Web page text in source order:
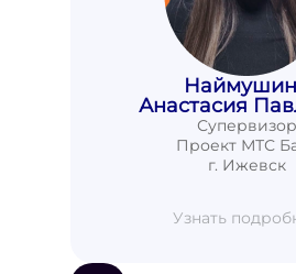
Анастасия
Супервизор
Проект МТС
г. Ижевск
Узнать